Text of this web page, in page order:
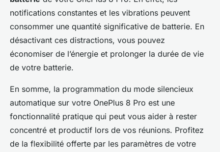
notifications constantes et les vibrations peuvent
consommer une quantité significative de batterie. En
désactivant ces distractions, vous pouvez
économiser de l’énergie et prolonger la durée de vie
de votre batterie.
En somme, la programmation du mode silencieux
automatique sur votre OnePlus 8 Pro est une
fonctionnalité pratique qui peut vous aider à rester
concentré et productif lors de vos réunions. Profitez
de la flexibilité offerte par les paramètres de votre